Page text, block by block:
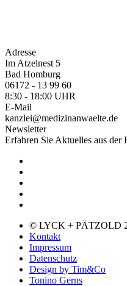
Adresse
Im Atzelnest 5
Bad Homburg
06172 - 13 99 60
8:30 - 18:00 UHR
E-Mail
kanzlei@medizinanwaelte.de
Newsletter
Erfahren Sie Aktuelles aus der
© LYCK + PÄTZOLD
Kontakt
Impressum
Datenschutz
Design by Tim&Co
Tonino Gerns